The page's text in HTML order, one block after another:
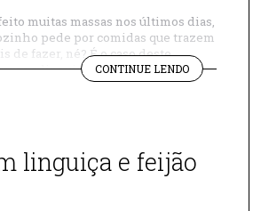
muitas massas nos últimos dias,
pede por comidas que trazem
de fazer, né? É o caso deste
e linguiça, que tenho certeza
vejam: Receita de macarrão com
CONTINUE LENDO
COM
linguiça e feijão